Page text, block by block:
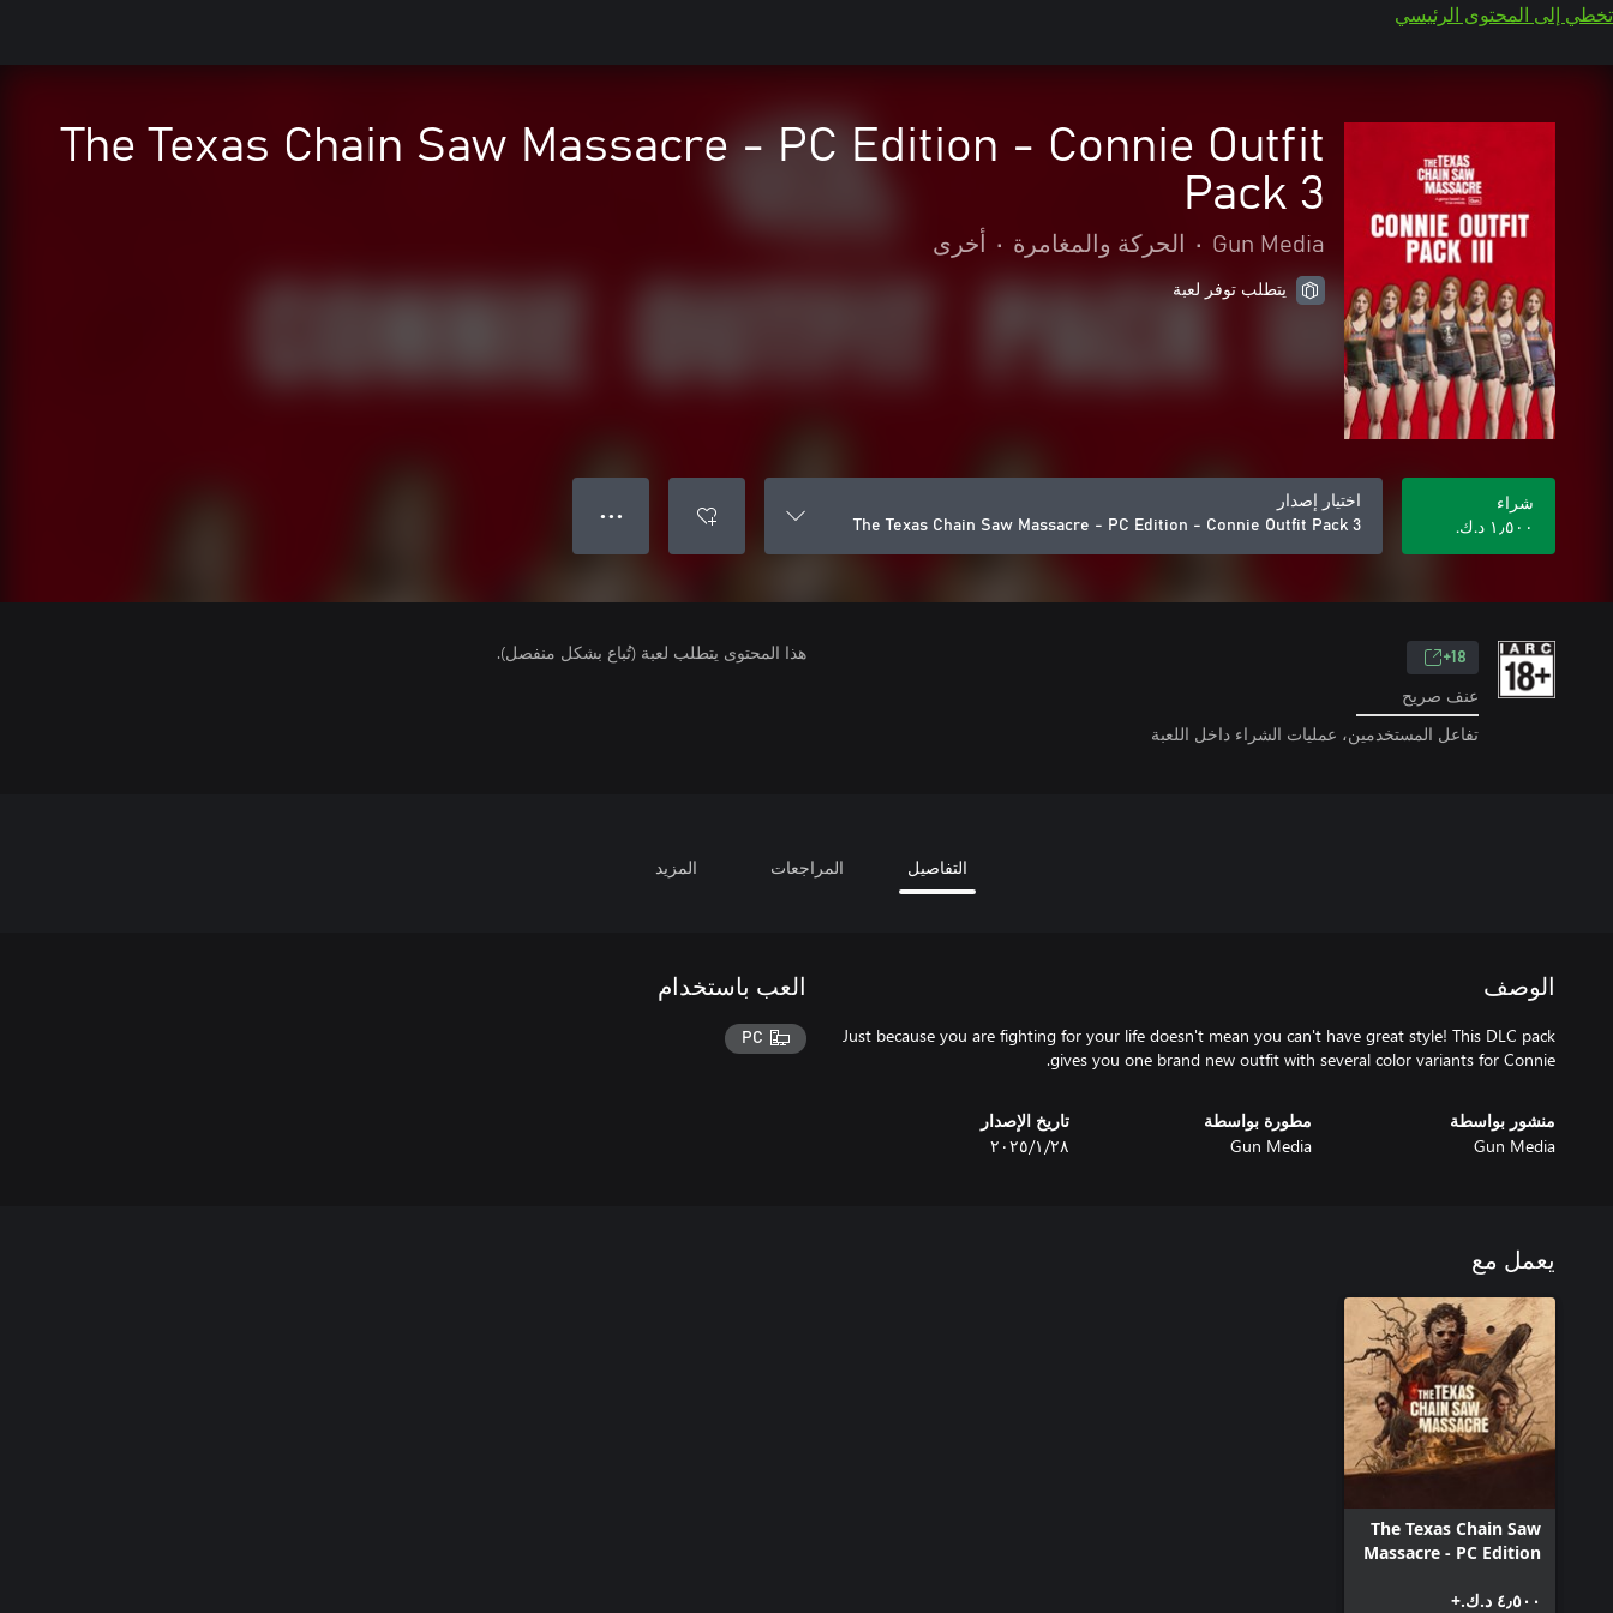
تخطي إلى المحتوى الرئيسي
The Texas Chain Saw Massacre - PC Edition - Connie Outfit
Pack 3
Gun Media
• الحركة والمغامرة • أخرى
يتطلب توفر لعبة
شراء
١٫٥٠٠ د.ك.‏
اختيار إصدار
The Texas Chain Saw Massacre - PC Edition - Connie Outfit Pack 3
● ● ●
18+
عنف صريح
تفاعل المستخدمين، عمليات الشراء داخل اللعبة
هذا المحتوى يتطلب لعبة (تُباع بشكل منفصل).
التفاصيل المراجعات المزيد
الوصف
Just because you are fighting for your life doesn't mean you can't have great style! This DLC pack
gives you one brand new outfit with several color variants for Connie.
منشور بواسطة
Gun Media
مطورة بواسطة
Gun Media
تاريخ الإصدار
٢٨‏/١‏/٢٠٢٥
العب باستخدام
PC
يعمل مع
The Texas Chain Saw
Massacre - PC Edition
٤٫٥٠٠ د.ك.‏+